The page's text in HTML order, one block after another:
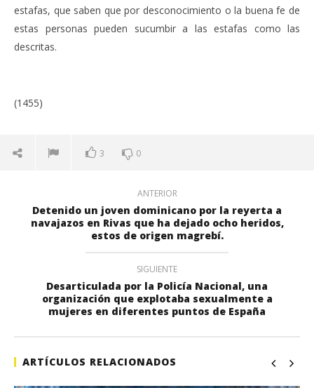
estafas, que saben que por desconocimiento o la buena fe de
estas personas pueden sucumbir a las estafas como las
descritas.
(1455)
3 0
ANTERIOR
Detenido un joven dominicano por la reyerta a
navajazos en Rivas que ha dejado ocho heridos,
estos de origen magrebí.
SIGUIENTE
Desarticulada por la Policía Nacional, una
organización que explotaba sexualmente a
mujeres en diferentes puntos de España
ARTÍCULOS RELACIONADOS